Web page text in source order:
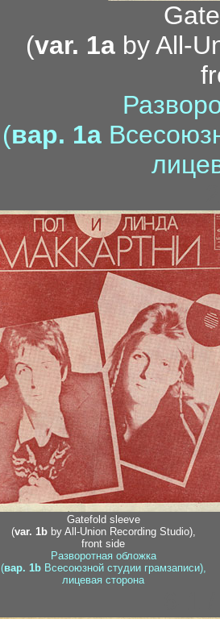
(var. 1aby All-
(вар. 1a
Gatefold sleeve
(var. 1bby All-Union Recording Studio),
front side
Разворотная обложка
(вар. 1bВсесоюзной студии грамзаписи),
лицевая сторона